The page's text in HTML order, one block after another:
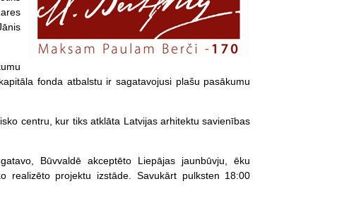
fonda atbalstu ir sagatavojusi plašu pasākumu
centru, kur tiks atklāta Latvijas arhitektu savienības
Būvvaldē akceptēto Liepājas jaunbūvju, ēku
realizēto projektu izstāde. Savukārt pulksten 18:00